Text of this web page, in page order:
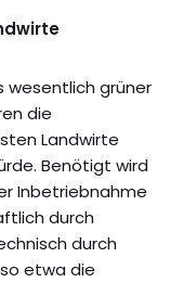
wesentlich grüner
die
Landwirte
Benötigt wird
Inbetriebnahme
durch
durch
etwa die